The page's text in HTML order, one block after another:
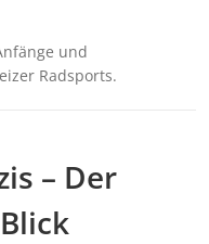
und
Radsports.
– Der